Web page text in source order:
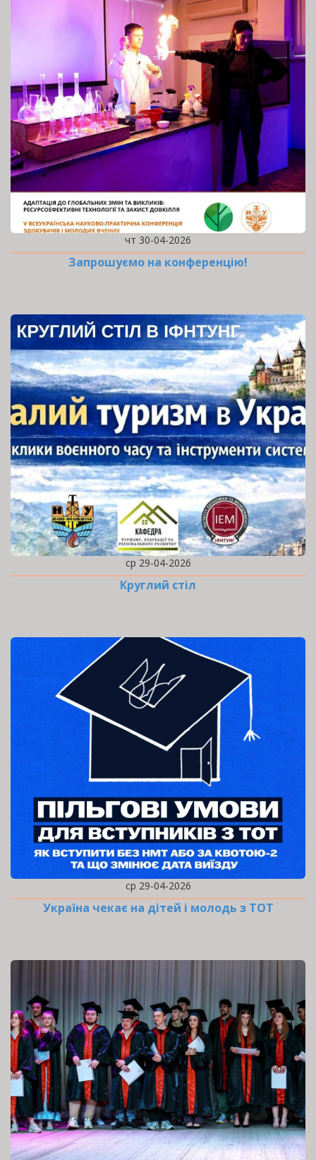
чт 30-04-2026
Запрошуємо на конференцію!
ср 29-04-2026
Круглий стіл
ср 29-04-2026
Україна чекає на дітей і молодь з ТОТ